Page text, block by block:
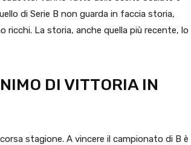
di Serie B non guarda in faccia storia,
ricchi. La storia, anche quella più recente, lo
DI VITTORIA IN
stagione. A vincere il campionato di B è